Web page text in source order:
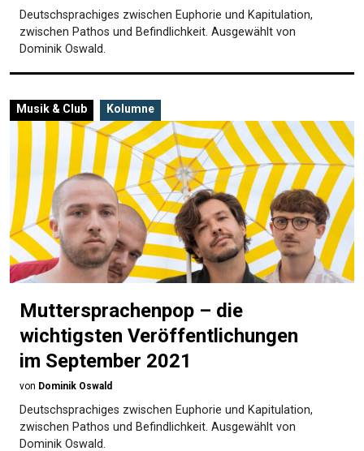
Deutschsprachiges zwischen Euphorie und Kapitulation,
zwischen Pathos und Befindlichkeit. Ausgewählt von
Dominik Oswald.
Musik & Club Kolumne
Muttersprachenpop – die
wichtigsten Veröffentlichungen
im September 2021
von Dominik Oswald
Deutschsprachiges zwischen Euphorie und Kapitulation,
zwischen Pathos und Befindlichkeit. Ausgewählt von
Dominik Oswald.